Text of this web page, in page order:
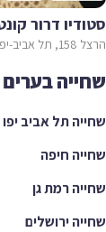
דרור
בערים
תל אביב יפו
חיפה
רמת גן
ירושלים